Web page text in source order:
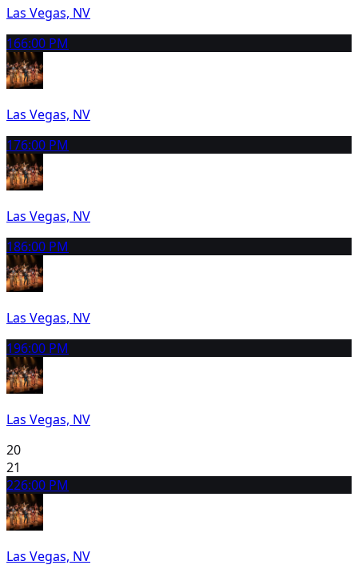
Las Vegas, NV
166:00 PM
Las Vegas, NV
176:00 PM
Las Vegas, NV
186:00 PM
Las Vegas, NV
196:00 PM
Las Vegas, NV
20
21
226:00 PM
Las Vegas, NV